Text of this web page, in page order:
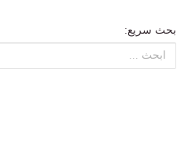
بحث سريع: